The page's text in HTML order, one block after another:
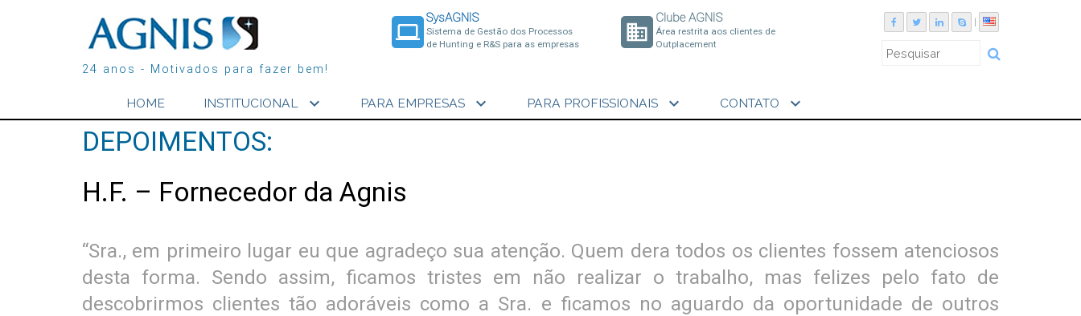
24 anos - Motivados para fazer bem!
laptop
SysAGNIS
Sistema de Gestão dos Processos
de Hunting e R&S para as empresas
business
Clube AGNIS
Área restrita aos clientes de
Outplacement
HOME INSTITUCIONAL expand_more PARA EMPRESAS expand_more PARA PROFISSIONAIS expand_more CONTATO expand_more
DEPOIMENTOS:
H.F. – Fornecedor da Agnis
“Sra., em primeiro lugar eu que agradeço sua atenção. Quem dera todos os clientes fossem atenciosos
desta forma. Sendo assim, ficamos tristes em não realizar o trabalho, mas felizes pelo fato de
descobrirmos clientes tão adoráveis como a Sra. e ficamos no aguardo da oportunidade de outros